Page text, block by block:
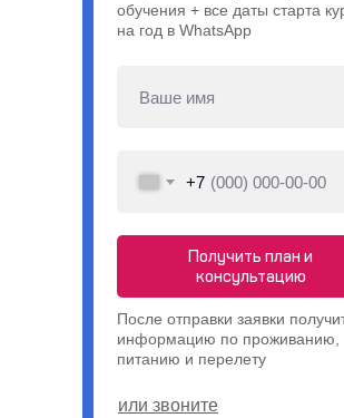
+7
Получить план и
консультацию
обучения + все даты старта
на год в WhatsApp
или звоните
После отправки заявки
информацию по проживанию,
питанию и перелету